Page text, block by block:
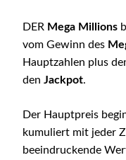
DER Mega Millions
vom Gewinn des
Hauptzahlen plus
den Jackpot.
Der Hauptpreis
kumuliert mit jeder
beeindruckende